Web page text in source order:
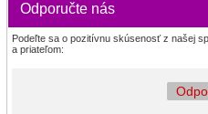
Odporučte nás
Podeľte sa o pozitívnu skúsenosť z našej
a priateľom: